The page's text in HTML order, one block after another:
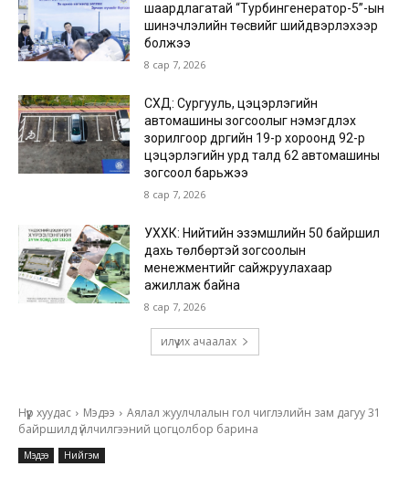
шаардлагатай “Турбингенератор-5”-ын
шинэчлэлийн төсвийг шийдвэрлэхээр
болжээ
8 сар 7, 2026
СХД: Сургууль, цэцэрлэгийн
автомашины зогсоолыг нэмэгдүүлэх
зорилгоор дүүргийн 19-р хороонд 92-р
цэцэрлэгийн урд талд 62 автомашины
зогсоол барьжээ
8 сар 7, 2026
УХХК: Нийтийн эзэмшлийн 50 байршил
дахь төлбөртэй зогсоолын
менежментийг сайжруулахаар
ажиллаж байна
8 сар 7, 2026
илүү их ачаалах